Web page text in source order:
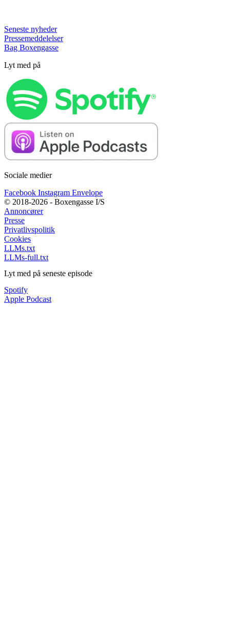
Seneste nyheder
Pressemeddelelser
Bag Boxengasse
Lyt med på
Sociale medier
Facebook Instagram Envelope
© 2018-2026 - Boxengasse I/S
Annoncører
Presse
Privatlivspolitik
Cookies
LLMs.txt
LLMs-full.txt
Lyt med på seneste episode
Spotify
Apple Podcast